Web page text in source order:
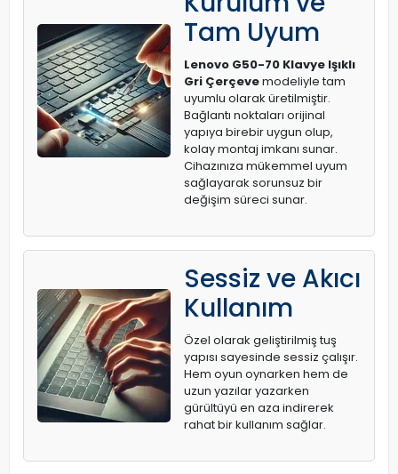
Tam Uyum
Lenovo G50-70 Klavye Işıklı
Gri Çerçevemodeliyle tam
uyumlu olarak üretilmiştir.
Bağlantı noktaları orijinal
yapıya birebir uygun olup,
kolay montaj imkanı sunar.
Cihazınıza mükemmel uyum
sağlayarak sorunsuz bir
değişim süreci sunar.
Sessiz ve Akıcı
Kullanım
Özel olarak geliştirilmiş tuş
yapısı sayesinde sessiz çalışır.
Hem oyun oynarken hem de
uzun yazılar yazarken
gürültüyü en aza indirerek
rahat bir kullanım sağlar.